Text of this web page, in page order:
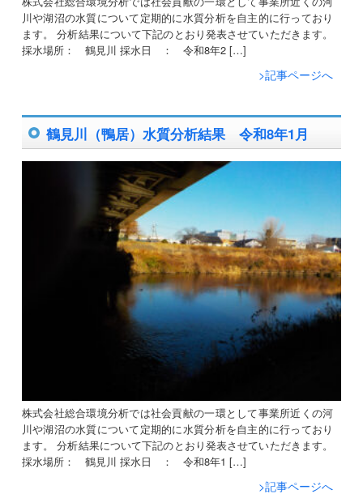
川や湖沼の水質について定期的に水質分析を自主的に行っており
ます。 分析結果について下記のとおり発表させていただきます。
採水場所： 鶴見川 採水日 ： 令和8年2 […]
>記事ページへ
鶴見川（鴨居）水質分析結果 令和8年1月
株式会社総合環境分析では社会貢献の一環として事業所近くの河
川や湖沼の水質について定期的に水質分析を自主的に行っており
ます。 分析結果について下記のとおり発表させていただきます。
採水場所： 鶴見川 採水日 ： 令和8年1 […]
>記事ページへ